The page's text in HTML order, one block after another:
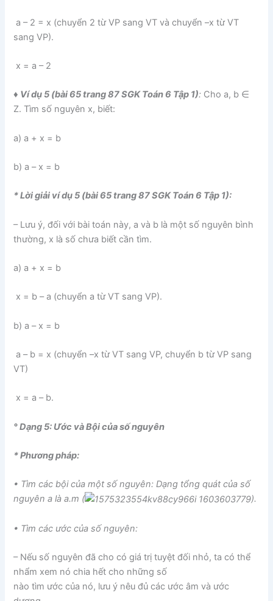
a – 2 = x (chuyển 2 từ VP sang VT và chuyển –x từ VT
sang VP).
x = a – 2
♦ Ví dụ 5 (bài 65 trang 87 SGK Toán 6 Tập 1): Cho a, b ∈
Z. Tìm số nguyên x, biết:
a) a + x = b
b) a – x = b
* Lời giải ví dụ 5 (bài 65 trang 87 SGK Toán 6 Tập 1):
– Lưu ý, đối với bài toán này, a và b là một số nguyên bình
thường, x là số chưa biết cần tìm.
a) a + x = b
x = b – a (chuyển a từ VT sang VP).
b) a – x = b
a – b = x (chuyển –x từ VT sang VP, chuyển b từ VP sang
VT)
x = a – b.
° Dạng 5: Ước và Bội của số nguyên
* Phương pháp:
• Tìm các bội của một số nguyên: Dạng tổng quát của số
nguyên a là a.m (
).
• Tìm các ước của số nguyên:
– Nếu số nguyên đã cho có giá trị tuyệt đối nhỏ, ta có thể
nhẩm xem nó chia hết cho những số
nào tìm ước của nó, lưu ý nêu đủ các ước âm và ước